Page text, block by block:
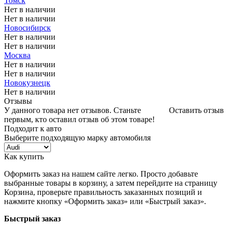
Нет в наличии
Нет в наличии
Новосибирск
Нет в наличии
Нет в наличии
Москва
Нет в наличии
Нет в наличии
Новокузнецк
Нет в наличии
Отзывы
Оставить отзыв
У данного товара нет отзывов. Станьте
первым, кто оставил отзыв об этом товаре!
Подходит к авто
Выберите подходящую марку автомобиля
Как купить
Оформить заказ на нашем сайте легко. Просто добавьте
выбранные товары в корзину, а затем перейдите на страницу
Корзина, проверьте правильность заказанных позиций и
нажмите кнопку «Оформить заказ» или «Быстрый заказ».
Быстрый заказ